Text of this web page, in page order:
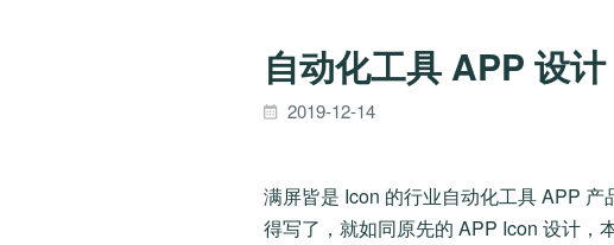
自动化工具 APP 设计
2019-12-14
满屏皆是 Icon 的行业自动化工具 APP
得写了，就如同原先的 APP Icon 设计，